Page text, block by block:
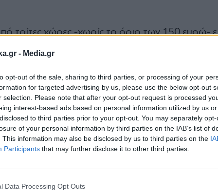
- Media.gr
opt-out of the sale, sharing to third parties, or processing of your
for targeted advertising by us, please use the below opt-out
selection. Please note that after your opt-out request is processed
interest-based ads based on personal information utilized by us
to third parties prior to your opt-out. You may separately
of your personal information by third parties on the IAB’s list of
This information may also be disclosed by us to third parties on the
Participants that may further disclose it to other third parties.
Data Processing Opt Outs
χώρες -χωρίς το όριο των 150 ευρώ-
στο ηλεκτρονικό εμπόριο, προστατεύει
συνθήκες δίκαιου ανταγωνισμού για τις
την αγορά από αθέμιτες πρακτικές και
θέση της Ελλάδας, όπως εκφράστηκε σήμερα,
για όλους, που επιτρέπει στην υγιή
και να επενδύσει.
ένα δίκαιο και σύγχρονο ευρωπαϊκό
newsletter